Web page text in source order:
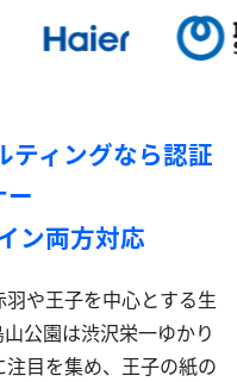
ティングなら認証
ー
ン両方対応
や王子を中心とする生
公園は渋沢栄一ゆかり
目を集め、王子の紙の